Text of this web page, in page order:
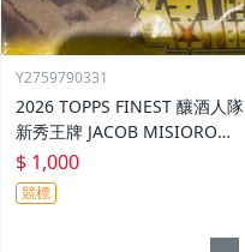
Y2759790331
2026 TOPPS FINEST 釀酒人隊
新秀王牌 JACOB MISIOROWS
KI 普卡SP.SSP一起賣
$ 1,000
競標